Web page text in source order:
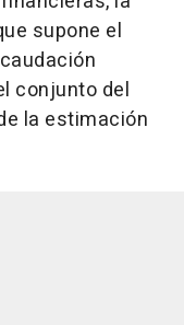
supone el
conjunto del
la estimación